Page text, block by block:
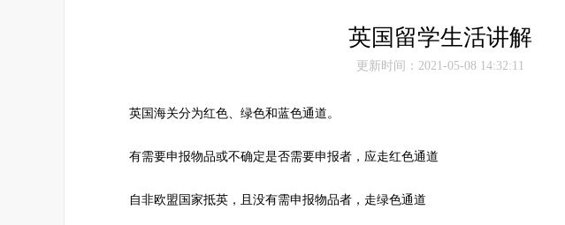
英国留学生活讲解
更新时间：2021-05-08 14:32:11
英国海关分为红色、绿色和蓝色通道。
有需要申报物品或不确定是否需要申报者，应走红色通道
自非欧盟国家抵英，且没有需申报物品者，走绿色通道